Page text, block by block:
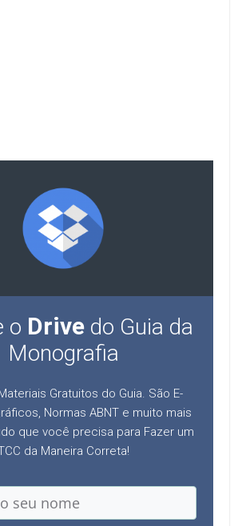
o Drivedo Guia da
Monografia
Gratuitos do Guia. São E-
Normas ABNT e muito mais
que você precisa para Fazer um
da Maneira Correta!